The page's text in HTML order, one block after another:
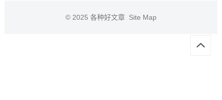
© 2025 各种好文章 Site Map